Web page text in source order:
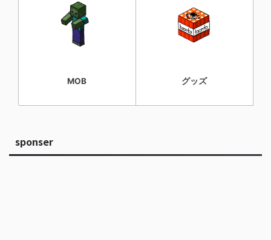
MOB グッズ
sponser